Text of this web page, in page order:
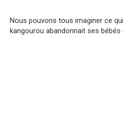
Nous pouvons tous imaginer ce
kangourou abandonnait ses bébés